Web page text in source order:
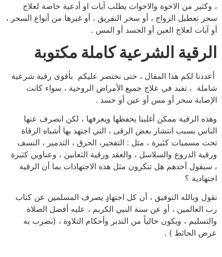
، وكثير من الاخوة والاخوات يطلب آيات او أدعية خاصة لعلاج
سحر تعطيل الزواج ، أو سحر التفريق ، أو غيرها من أنواع السحر ،
أو آيات لعلاج العين أو الحسد أو المس .
الرقية الشرعية كاملة مكتوبة
أعددنا لكم هذا المقال ، حتى نختصر عليكم بأقوى رقية شرعية
شاملة ، تفيد في علاج جميع الأمراض الروحية ، سواء كانت
الإصابة سحر أو مس أو عين أو حسد .
وهذه الرقية ممكن أغلبنا يحفظها ويعرفها ، لكن انصرف عنها
الناس بسبب انتشار بعض الرقى ، التي اجتهد بها أشباه الرقاة
تحت مسميات كثيرة ، مثل : التفجير، الحرق ، التدمير ، النسف
ورقية الدروع والسلاسل ، والعقد ورقية الثعابين ، وعناوين كثيرة
، سيقول أحدهم هل تنكرون مثل هذه الاجتهادات بما أن الرقية
اجتهادية ؟
نقول وبالله التوفيق ، أن كل اجتهادٍ يصرف المسلمين عن كتاب
رب العالمين ، أو عن سنة النبي الكريم ، عليه أفضل الصلاة
والتسليم ، ويكون خالياً من التدبر وأحكام التلاوة ، (نضرب به
عرض الحائط ) .